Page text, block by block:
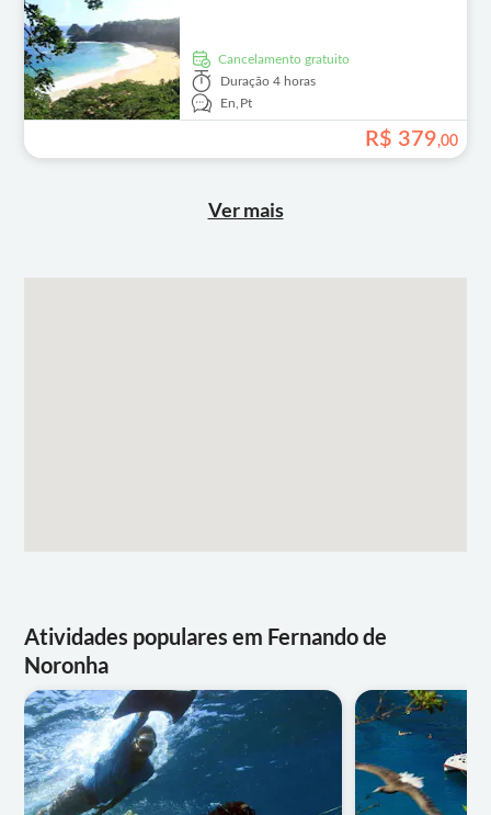
Cancelamento gratuito
Duração 4 horas
En,Pt
R$ 379,00
Ver mais
Atividades populares em Fernando de
Noronha